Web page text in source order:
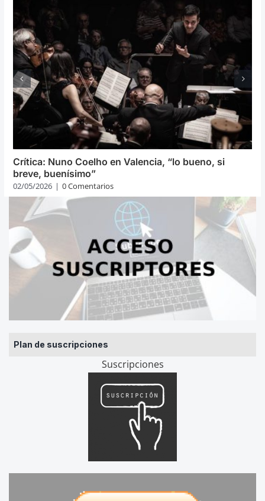
Plan de suscripciones
Suscripciones
Crítica: Nuno Coelho en Valencia, “lo bueno, si
breve, buenísimo”
02/05/2026 | 0 Comentarios